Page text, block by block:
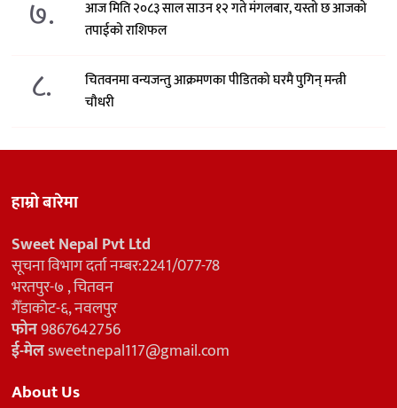
७.
आज मिति २०८३ साल साउन १२ गते मंगलबार, यस्तो छ आजको
तपाईको राशिफल
८.
चितवनमा वन्यजन्तु आक्रमणका पीडितको घरमै पुगिन् मन्त्री
चौधरी
हाम्रो बारेमा
Sweet Nepal Pvt Ltd
सूचना विभाग दर्ता नम्बर:2241/077-78
भरतपुर-७ , चितवन
गैँडाकोट-६, नवलपुर
फोन9867642756
ई-मेलsweetnepal117@gmail.com
About Us